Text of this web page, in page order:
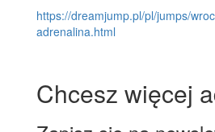
https://dreamjump.pl/pl/jumps/
adrenalina.html
Chcesz więcej